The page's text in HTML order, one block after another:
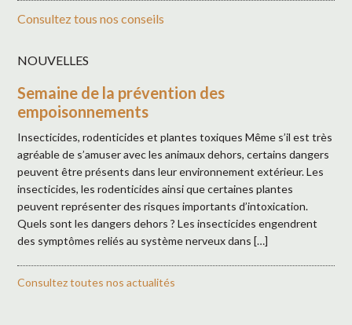
Consultez tous nos conseils
NOUVELLES
Semaine de la prévention des
empoisonnements
Insecticides, rodenticides et plantes toxiques Même s’il est très
agréable de s’amuser avec les animaux dehors, certains dangers
peuvent être présents dans leur environnement extérieur. Les
insecticides, les rodenticides ainsi que certaines plantes
peuvent représenter des risques importants d’intoxication.
Quels sont les dangers dehors ? Les insecticides engendrent
des symptômes reliés au système nerveux dans […]
Consultez toutes nos actualités